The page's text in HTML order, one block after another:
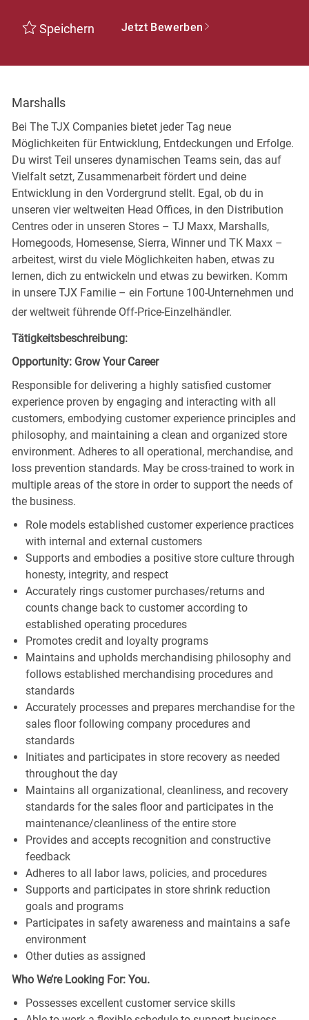
Speichern Jetzt Bewerben
Marshalls
Bei The TJX Companies bietet jeder Tag neue
Möglichkeiten für Entwicklung, Entdeckungen und Erfolge.
Du wirst Teil unseres dynamischen Teams sein, das auf
Vielfalt setzt, Zusammenarbeit fördert und deine
Entwicklung in den Vordergrund stellt. Egal, ob du in
unseren vier weltweiten Head Offices, in den Distribution
Centres oder in unseren Stores – TJ Maxx, Marshalls,
Homegoods, Homesense, Sierra, Winner und TK Maxx –
arbeitest, wirst du viele Möglichkeiten haben, etwas zu
lernen, dich zu entwickeln und etwas zu bewirken. Komm
in unsere TJX Familie – ein Fortune 100-Unternehmen und
der weltweit führende Off-Price-Einzelhändler.
Tätigkeitsbeschreibung:
Opportunity: Grow Your Career
Responsible for delivering a highly satisfied customer
experience proven by engaging and interacting with all
customers, embodying customer experience principles and
philosophy, and maintaining a clean and organized store
environment. Adheres to all operational, merchandise, and
loss prevention standards. May be cross-trained to work in
multiple areas of the store in order to support the needs of
the business.
Role models established customer experience practices
with internal and external customers
Supports and embodies a positive store culture through
honesty, integrity, and respect
Accurately rings customer purchases/returns and
counts change back to customer according to
established operating procedures
Promotes credit and loyalty programs
Maintains and upholds merchandising philosophy and
follows established merchandising procedures and
standards
Accurately processes and prepares merchandise for the
sales floor following company procedures and
standards
Initiates and participates in store recovery as needed
throughout the day
Maintains all organizational, cleanliness, and recovery
standards for the sales floor and participates in the
maintenance/cleanliness of the entire store
Provides and accepts recognition and constructive
feedback
Adheres to all labor laws, policies, and procedures
Supports and participates in store shrink reduction
goals and programs
Participates in safety awareness and maintains a safe
environment
Other duties as assigned
Who We’re Looking For: You.
Possesses excellent customer service skills